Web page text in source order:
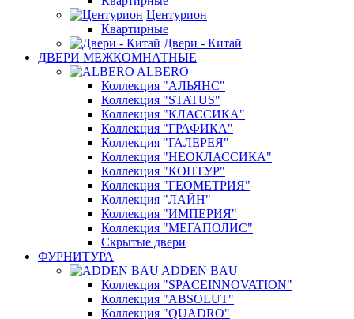
Центурион
Квартирные
Двери - Китай
ДВЕРИ МЕЖКОМНАТНЫЕ
ALBERO
Коллекция "АЛЬЯНС"
Коллекция "STATUS"
Коллекция "КЛАССИКА"
Коллекция "ГРАФИКА"
Коллекция "ГАЛЕРЕЯ"
Коллекция "НЕОКЛАССИКА"
Коллекция "КОНТУР"
Коллекция "ГЕОМЕТРИЯ"
Коллекция "ЛАЙН"
Коллекция "ИМПЕРИЯ"
Коллекция "МЕГАПОЛИС"
Скрытые двери
ФУРНИТУРА
ADDEN BAU
Коллекция "SPACEINNOVATION"
Коллекция "ABSOLUT"
Коллекция "QUADRO"